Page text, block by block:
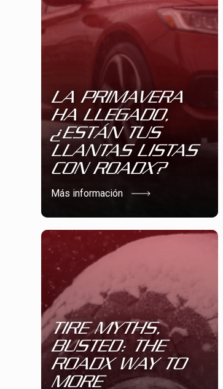
LA PRIMAVERA
HA LLEGADO,
¿ESTÁN TUS
LLANTAS LISTAS
CON ROADX?
Más información
TIRE MYTHS,
BUSTED: THE
ROADX WAY TO
MORE